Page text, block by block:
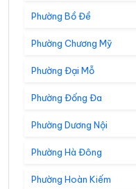
Phường Bồ Đề
Phường Chương Mỹ
Phường Đại Mỗ
Phường Đống Đa
Phường Dương Nội
Phường Hà Đông
Phường Hoàn Kiếm